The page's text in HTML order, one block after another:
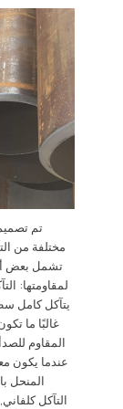
تم
مختلفة من
تشمل بعض
لمقاومتها:
يتآكل كامل
غالبًا ما
المقاوم
عندما يكون
المنحل
التآكل